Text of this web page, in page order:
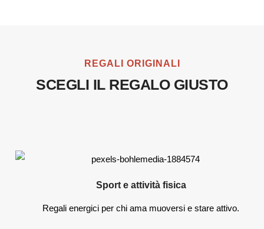
REGALI ORIGINALI
SCEGLI IL REGALO GIUSTO
Sport e attività fisica
Regali energici per chi ama muoversi e stare attivo.